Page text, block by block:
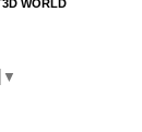
WORLD
▼